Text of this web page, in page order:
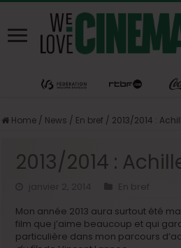
Home / News / En bref / 2013/2014 :
2013/2014 :
En bref
Mon année 2013 aura surtout été
film que j’aime beaucoup et qui
particulière dans mon parcours